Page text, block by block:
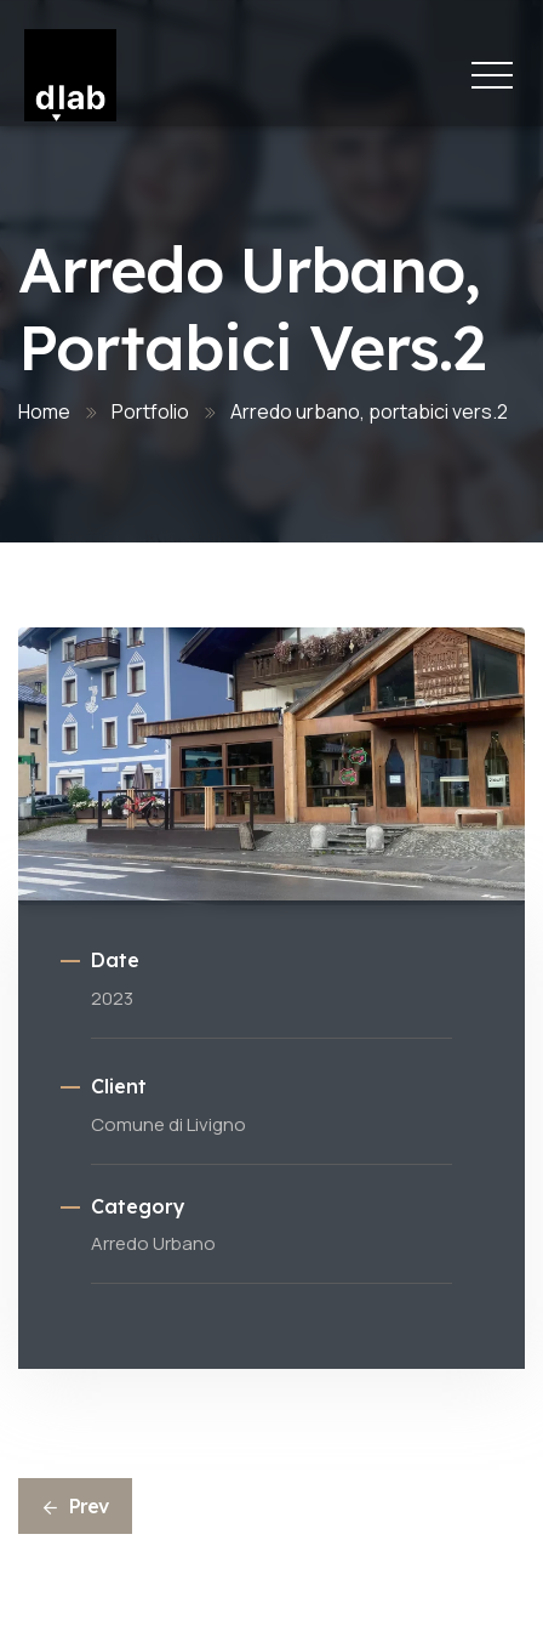
Arredo Urbano,
Portabici Vers.2
Home Portfolio Arredo urbano, portabici vers.2
Date
2023
Client
Comune di Livigno
Category
Arredo Urbano
Prev